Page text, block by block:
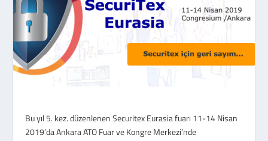
Bu yıl 5. kez. düzenlenen Securitex Eurasia fuarı 11-14 Nisan
2019’da Ankara ATO Fuar ve Kongre Merkezi’nde